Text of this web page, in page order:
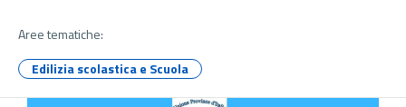
Aree tematiche:
Edilizia scolastica e Scuola